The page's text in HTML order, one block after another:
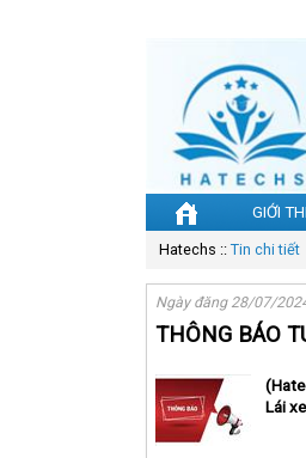
GIỚI
Hatechs :: Tin chi tiết
Ngày đăng 28/07/
THÔNG BÁO
Lái